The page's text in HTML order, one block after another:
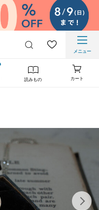
メニュー
読みもの カート